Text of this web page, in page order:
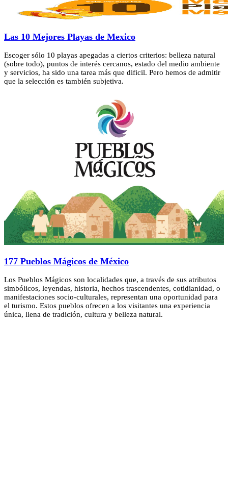
Las 10 Mejores Playas de Mexico
Escoger sólo 10 playas apegadas a ciertos criterios: belleza natural
(sobre todo), puntos de interés cercanos, estado del medio ambiente
y servicios, ha sido una tarea más que dificil. Pero hemos de admitir
que la selección es también subjetiva.
177 Pueblos Mágicos de México
Los Pueblos Mágicos son localidades que, a través de sus atributos
simbólicos, leyendas, historia, hechos trascendentes, cotidianidad, o
manifestaciones socio-culturales, representan una oportunidad para
el turismo. Estos pueblos ofrecen a los visitantes una experiencia
única, llena de tradición, cultura y belleza natural.